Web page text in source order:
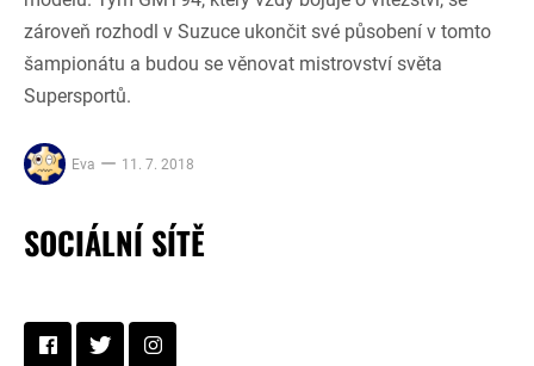
zároveň rozhodl v Suzuce ukončit své působení v tomto
šampionátu a budou se věnovat mistrovství světa
Supersportů.
Eva 11. 7. 2018
SOCIÁLNÍ SÍTĚ